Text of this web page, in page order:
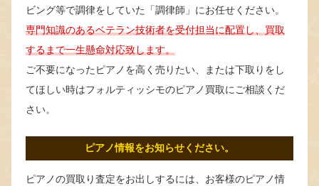
ビング等で調律をしていた「調律師」にお任せください。
専門知識のあるベテラン技術者を受付担当に配置し、買取
するまで一生懸命対応致します。
ご不要になったピアノを高く売りたい、または下取りをし
てほしい時はフォルティッシモのピアノ買取にご相談くだ
さい。
ピアノ情報をお知らせください。
ピアノの買取り査定をお出しするには、お客様のピアノ情